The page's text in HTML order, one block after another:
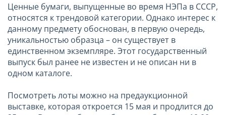
Ценные бумаги, выпущенные во время НЭПа в СССР,
относятся к трендовой категории. Однако интерес к
данному предмету обоснован, в первую очередь,
уникальностью образца – он существует в
единственном экземпляре. Этот государственный
выпуск был ранее не известен и не описан ни в
одном каталоге.
Посмотреть лоты можно на предаукционной
выставке, которая откроется 15 мая и продлится до